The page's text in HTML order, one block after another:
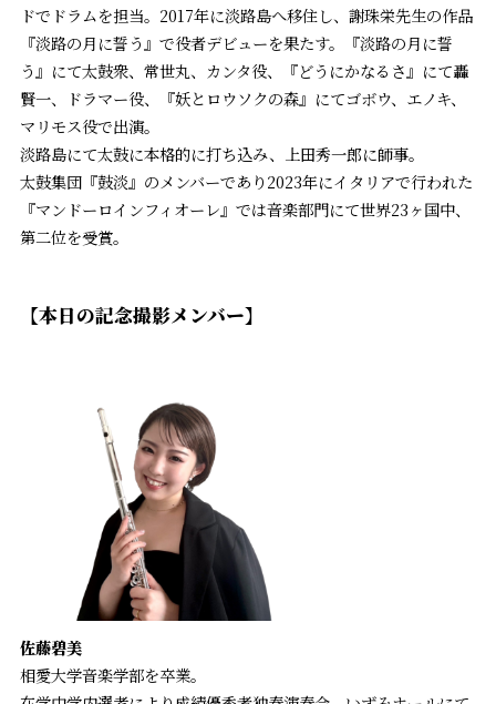
ドでドラムを担当。2017年に淡路島へ移住し、謝珠栄先生の作品
『淡路の月に誓う』で役者デビューを果たす。『淡路の月に誓
う』にて太鼓衆、常世丸、カンタ役、『どうにかなるさ』にて轟
賢一、ドラマー役、『妖とロウソクの森』にてゴボウ、エノキ、
マリモス役で出演。
淡路島にて太鼓に本格的に打ち込み、上田秀一郎に師事。
太鼓集団『鼓淡』のメンバーであり2023年にイタリアで行われた
『マンドーロインフィオーレ』では音楽部門にて世界23ヶ国中、
第二位を受賞。
【本日の記念撮影メンバー】
佐藤碧美
相愛大学音楽学部を卒業。